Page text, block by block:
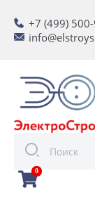
+7 (499)
0